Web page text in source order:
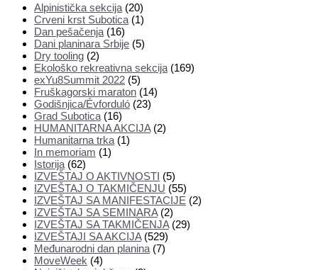
Alpinistička sekcija (20)
Crveni krst Subotica (1)
Dan pešačenja (16)
Dani planinara Srbije (5)
Dry tooling (2)
Ekološko rekreativna sekcija (169)
exYu8Summit 2022 (5)
Fruškagorski maraton (14)
Godišnjica/Évforduló (23)
Grad Subotica (16)
HUMANITARNA AKCIJA(2)
Humanitarna trka (1)
In memoriam (1)
Istorija (62)
IZVEŠTAJ O AKTIVNOSTI (5)
IZVEŠTAJ O TAKMIČENJU (55)
IZVEŠTAJ SA MANIFESTACIJE (2)
IZVEŠTAJ SA SEMINARA(2)
IZVEŠTAJ SA TAKMIČENJA(29)
IZVEŠTAJI SA AKCIJA(529)
Međunarodni dan planina (7)
MoveWeek (4)